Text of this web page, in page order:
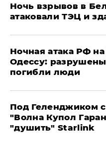
​Ночь взрывов в
атаковали ТЭЦ и
​Ночная атака РФ
Одессу:
погибли люди
Под Геленджиком
"Волна Купол
"душить" Starlink